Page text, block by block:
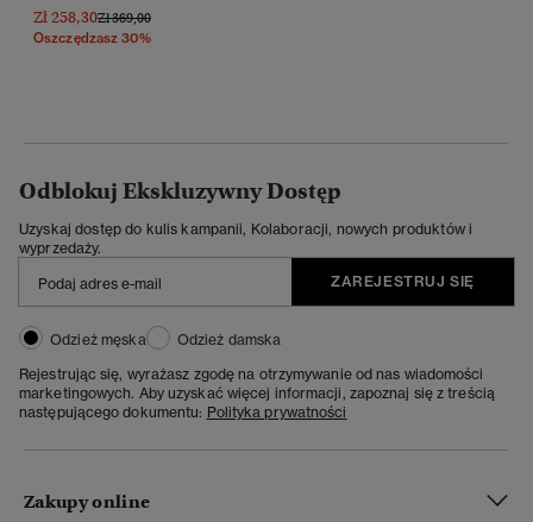
Zł 258,30Cena Obniżona Od
Zł 369,00Do
Oszczędzasz 30%
Odblokuj Ekskluzywny Dostęp
Uzyskaj dostęp do kulis kampanii, Kolaboracji, nowych produktów i
wyprzedaży.
ZAREJESTRUJ SIĘ
Odzież męska
Odzież damska
Rejestrując się, wyrażasz zgodę na otrzymywanie od nas wiadomości
marketingowych. Aby uzyskać więcej informacji, zapoznaj się z treścią
następującego dokumentu: Polityka prywatności
Zakupy online